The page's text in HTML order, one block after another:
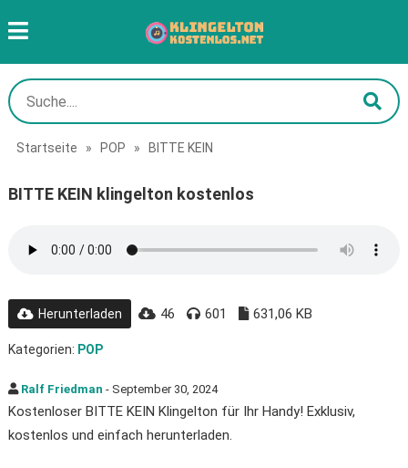
Startseite » POP » BITTE KEIN
BITTE KEIN klingelton kostenlos
Herunterladen 46 601 631,06 KB
Kategorien: POP
Ralf Friedman - September 30, 2024
Kostenloser BITTE KEIN Klingelton für Ihr Handy! Exklusiv,
kostenlos und einfach herunterladen.